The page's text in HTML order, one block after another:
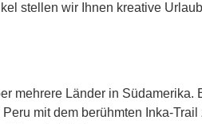
stellen wir Ihnen kreative
mehrere Länder in
mit dem berühmten Inka-